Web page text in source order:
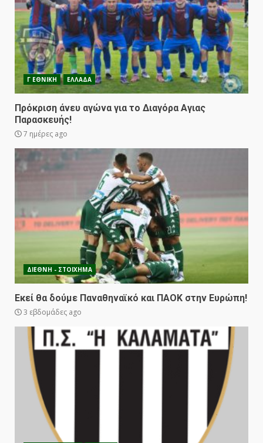
Γ ΕΘΝΙΚΗ ΕΛΛΑΔΑ
Πρόκριση άνευ αγώνα για το Διαγόρα Αγιας
Παρασκευής!
7 ημέρες ago
ΔΙΕΘΝΗ - ΣΤΟΙΧΗΜΑ
Εκεί θα δούμε Παναθηναϊκό και ΠΑΟΚ στην Ευρώπη!
3 εβδομάδες ago